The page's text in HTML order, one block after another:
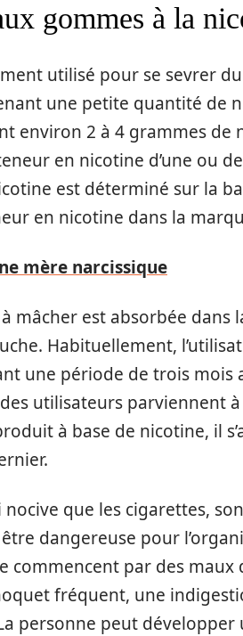
gommes à la
utilisé pour se sevrer du
une petite quantité de
environ 2 à 4 grammes de
en nicotine d’une ou
est déterminé sur la
en nicotine dans la
mère narcissique
mâcher est absorbée dans
Habituellement,
une période de trois mois
utilisateurs parviennent
à base de nicotine, il
nocive que les cigarettes,
dangereuse pour
commencent par des maux
fréquent, une
personne peut